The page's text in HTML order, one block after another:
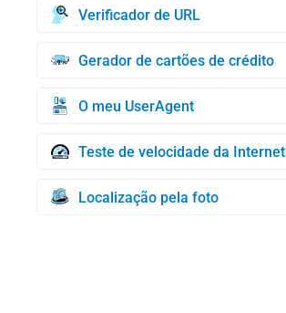
Verificador de URL
Gerador de cartões de crédito
O meu UserAgent
Teste de velocidade da Internet
Localização pela foto